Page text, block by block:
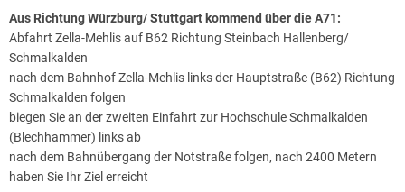
Aus Richtung Würzburg/ Stuttgart kommend über die A71:
Abfahrt Zella-Mehlis auf B62 Richtung Steinbach Hallenberg/
Schmalkalden
nach dem Bahnhof Zella-Mehlis links der Hauptstraße (B62) Richtung
Schmalkalden folgen
biegen Sie an der zweiten Einfahrt zur Hochschule Schmalkalden
(Blechhammer) links ab
nach dem Bahnübergang der Notstraße folgen, nach 2400 Metern
haben Sie Ihr Ziel erreicht